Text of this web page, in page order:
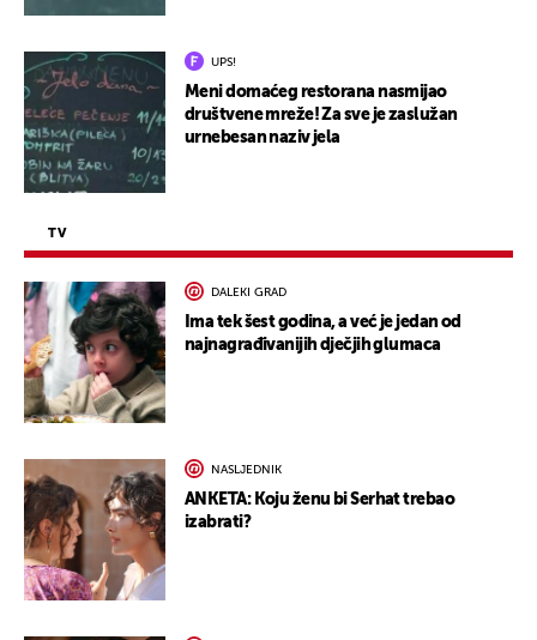
UPS!
Meni domaćeg restorana nasmijao
društvene mreže! Za sve je zaslužan
urnebesan naziv jela
TV
DALEKI GRAD
Ima tek šest godina, a već je jedan od
najnagrađivanijih dječjih glumaca
NASLJEDNIK
ANKETA: Koju ženu bi Serhat trebao
izabrati?